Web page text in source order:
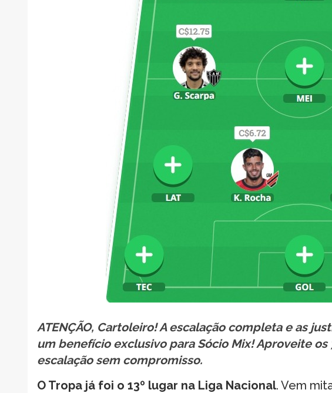
ATENÇÃO, Cartoleiro! A escalação completa e as
um benefício exclusivo para Sócio Mix! Aproveite
escalação sem compromisso.
O Tropa já foi o 13º lugar na Liga Nacional. Vem